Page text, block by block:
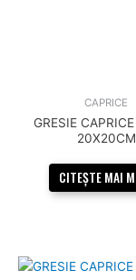
CAPRICE
GRESIE
20X20CM
CITEȘTE MAI